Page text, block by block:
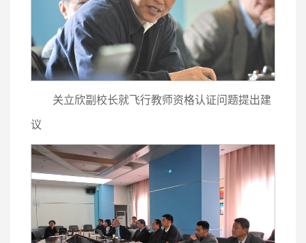
关立欣副校长就飞行教师资格认证问题提出建
议